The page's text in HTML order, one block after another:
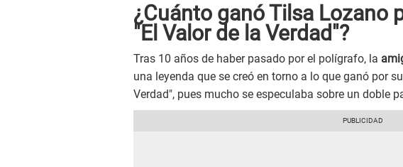
¿Cuánto ganó Tilsa Lozano
"El Valor de la Verdad"?
Tras 10 años de haber pasado por el polígrafo, la
una leyenda que se creó en torno a lo que ganó por
Verdad", pues mucho se especulaba sobre un doble